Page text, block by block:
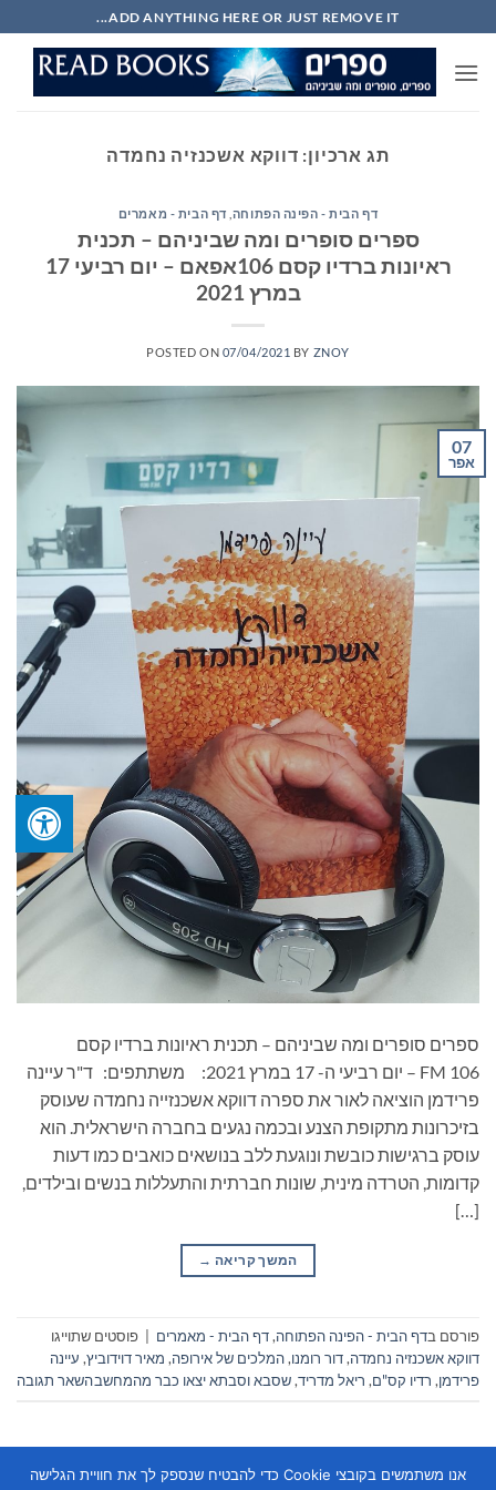
to
content
ADD ANYTHING HERE OR JUST REMOVE IT...
תג ארכיון: דווקא אשכנזיה נחמדה
דף הבית - הפינה הפתוחה דף הבית - מאמרים
ספרים סופרים ומה שביניהם – תכנית
ראיונות ברדיו קסם 106אפאם – יום רביעי 17
במרץ 2021
POSTED ON 07/04/2021 BY ZNOY
07
אפר
ספרים סופרים ומה שביניהם – תכנית ראיונות ברדיו קסם
106 FM – יום רביעי ה- 17 במרץ 2021: משתתפים: ד"ר עיינה
פרידמן הוציאה לאור את ספרה דווקא אשכנזייה נחמדה שעוסק
בזיכרונות מתקופת הצנע ובכמה נגעים בחברה הישראלית. הוא
עוסק ברגישות כובשת ונוגעת ללב בנושאים כואבים כמו דעות
קדומות, הטרדה מינית, שונות חברתית והתעללות בנשים ובילדים,
[…]
המשך קריאה →
פורסם בדף הבית - הפינה הפתוחה,דף הבית - מאמרים
פוסטים שתוייגו
דווקא אשכנזיה נחמדה,דור רומנו,המלכים של אירופה, מאיר דוידוביץ, עיינה
פרידמן, רדיו קס"ם, ריאל מדריד,שסבא וסבתא יצאו כבר מהמחשבהשאר תגובה
אנו משתמשים בקובצי Cookie כדי להבטיח שנספק לך את חוויית הגלישה